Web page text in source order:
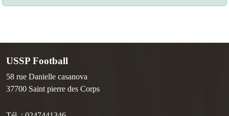
USSP Football
58 rue Danielle casanova
37700 Saint pierre des Corps